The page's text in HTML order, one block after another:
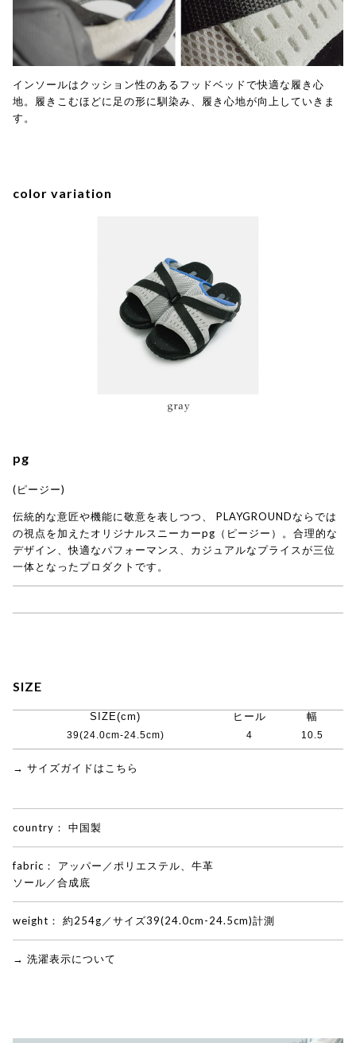
インソールはクッション性のあるフッドベッドで快適な履き心
地。履きこむほどに足の形に馴染み、履き心地が向上していきま
す。
color variation
pg
(ピージー)
伝統的な意匠や機能に敬意を表しつつ、 PLAYGROUNDならでは
の視点を加えたオリジナルスニーカーpg（ピージー）。合理的な
デザイン、快適なパフォーマンス、カジュアルなプライスが三位
一体となったプロダクトです。
SIZE
SIZE(cm) ヒール 幅
39(24.0cm-24.5cm) 4 10.5
→ サイズガイドはこちら
country： 中国製
fabric：
アッパー／ポリエステル、牛革
ソール／合成底
weight： 約254g／サイズ39(24.0cm-24.5cm)計測
→ 洗濯表示について